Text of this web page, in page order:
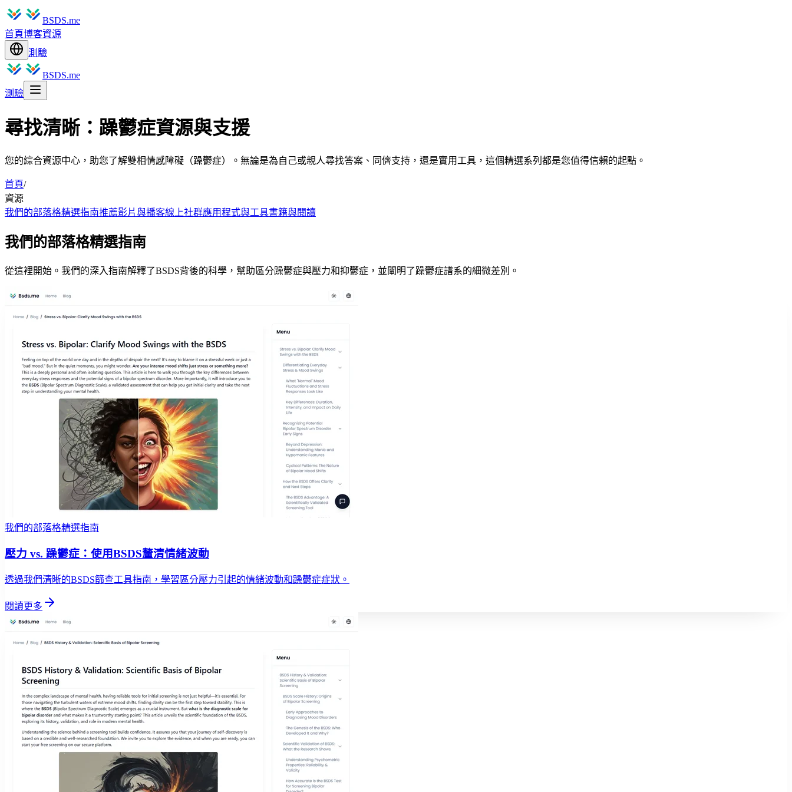
BSDS.me
首頁博客資源
測驗
BSDS.me
測驗
尋找清晰：躁鬱症資源與支援
您的綜合資源中心，助您了解雙相情感障礙（躁鬱症）。無論是為自己或親人尋找答案、同儕支持，還是實用工具，這個精選系列都是您值得信賴的起點。
首頁/
資源
我們的部落格精選指南推薦影片與播客線上社群應用程式與工具書籍與閱讀
我們的部落格精選指南
從這裡開始。我們的深入指南解釋了BSDS背後的科學，幫助區分躁鬱症與壓力和抑鬱症，並闡明了躁鬱症譜系的細微差別。
我們的部落格精選指南
壓力 vs. 躁鬱症：使用BSDS釐清情緒波動
透過我們清晰的BSDS篩查工具指南，學習區分壓力引起的情緒波動和躁鬱症症狀。
閱讀更多